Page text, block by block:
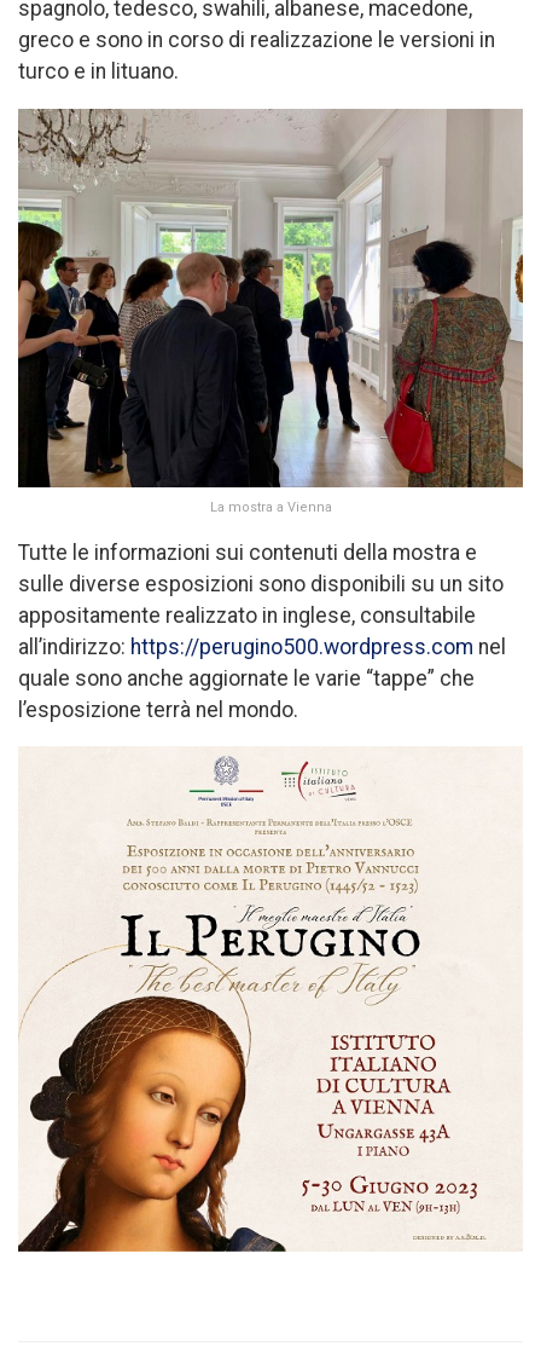
spagnolo, tedesco, swahili, albanese, macedone,
greco e sono in corso di realizzazione le versioni in
turco e in lituano.
La mostra a Vienna
Tutte le informazioni sui contenuti della mostra e
sulle diverse esposizioni sono disponibili su un sito
appositamente realizzato in inglese, consultabile
all’indirizzo: https://perugino500.wordpress.com nel
quale sono anche aggiornate le varie “tappe” che
l’esposizione terrà nel mondo.